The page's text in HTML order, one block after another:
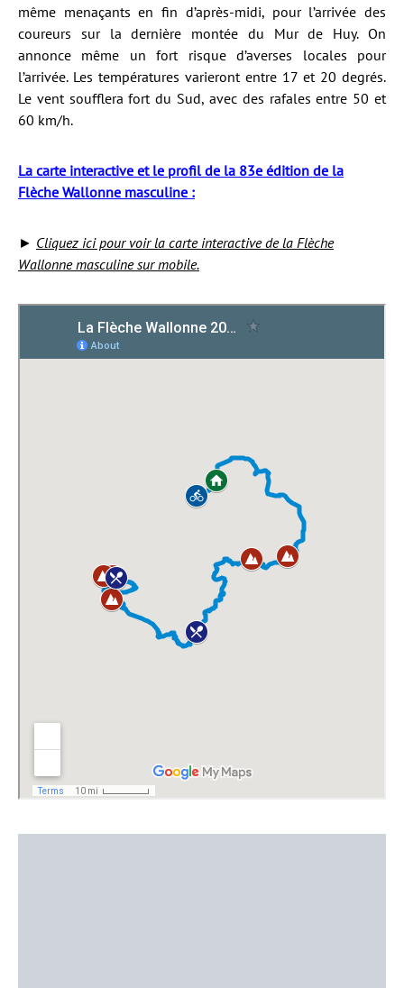
même menaçants en fin d’après-midi, pour l’arrivée des
coureurs sur la dernière montée du Mur de Huy. On
annonce même un fort risque d’averses locales pour
l’arrivée. Les températures varieront entre 17 et 20 degrés.
Le vent soufflera fort du Sud, avec des rafales entre 50 et
60 km/h.
La carte interactive et le profil de la 83e édition de la
Flèche Wallonne masculine :
► Cliquez ici pour voir la carte interactive de la Flèche
Wallonne masculine sur mobile.